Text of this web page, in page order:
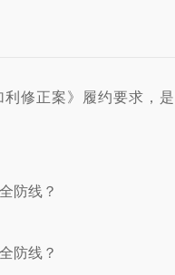
修正案》履约要求，是